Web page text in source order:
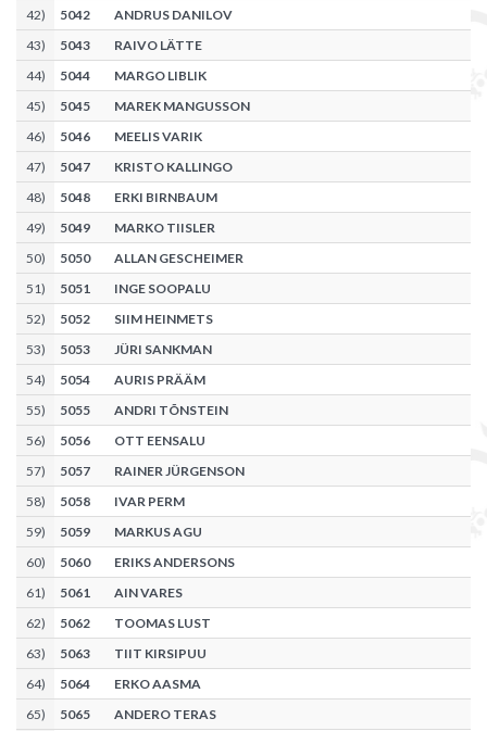
42) 5042
ANDRUS DANILOV
43) 5043
RAIVO LÄTTE
44) 5044
MARGO LIBLIK
45) 5045
MAREK MANGUSSON
46) 5046
MEELIS VARIK
47) 5047
KRISTO KALLINGO
48) 5048
ERKI BIRNBAUM
49) 5049
MARKO TIISLER
50) 5050
ALLAN GESCHEIMER
51) 5051
INGE SOOPALU
52) 5052
SIIM HEINMETS
53) 5053
JÜRI SANKMAN
54) 5054
AURIS PRÄÄM
55) 5055
ANDRI TÕNSTEIN
56) 5056
OTT EENSALU
57) 5057
RAINER JÜRGENSON
58) 5058
IVAR PERM
59) 5059
MARKUS AGU
60) 5060
ERIKS ANDERSONS
61) 5061
AIN VARES
62) 5062
TOOMAS LUST
63) 5063
TIIT KIRSIPUU
64) 5064
ERKO AASMA
65) 5065
ANDERO TERAS